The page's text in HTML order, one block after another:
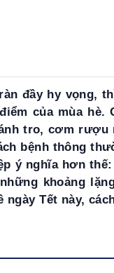
đầy hy vọng,
của mùa hè.
tro, cơm rượu
bệnh thông
ý nghĩa hơn
khoảng
ngày Tết này,